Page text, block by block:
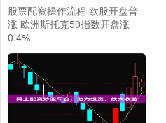
股票配资操作流程 欧股开盘普
涨 欧洲斯托克50指数开盘涨
0.4%